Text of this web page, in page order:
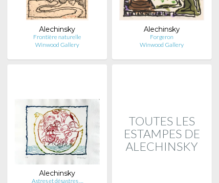
Alechinsky
Frontière naturelle
Winwood Gallery
Alechinsky
Forgeron
Winwood Gallery
Alechinsky
Astres et désastres …
TOUTES LES
ESTAMPES DE
ALECHINSKY